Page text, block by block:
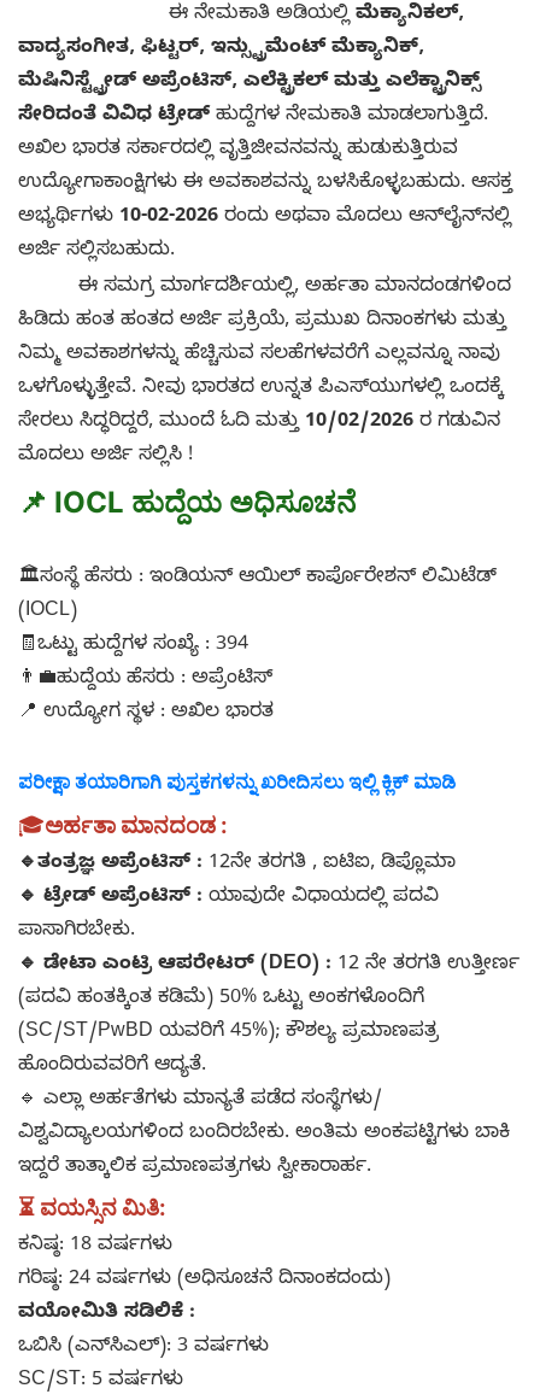
ಈ ನೇಮಕಾತಿ ಅಡಿಯಲ್ಲಿಮೆಕ್ಯಾನಿಕಲ್,
ವಾದ್ಯಸಂಗೀತ, ಫಿಟ್ಟರ್, ಇನ್ಸ್ಟ್ರುಮೆಂಟ್ ಮೆಕ್ಯಾನಿಕ್,
ಮೆಷಿನಿಸ್ಟ್ಟ್ರೇಡ್ ಅಪ್ರೆಂಟಿಸ್, ಎಲೆಕ್ಟ್ರಿಕಲ್ ಮತ್ತು ಎಲೆಕ್ಟ್ರಾನಿಕ್ಸ್
ಸೇರಿದಂತೆ ವಿವಿಧ ಟ್ರೇಡ್ ಹುದ್ದೆಗಳ ನೇಮಕಾತಿ ಮಾಡಲಾಗುತ್ತಿದೆ.
ಅಖಿಲ ಭಾರತ ಸರ್ಕಾರದಲ್ಲಿ ವೃತ್ತಿಜೀವನವನ್ನು ಹುಡುಕುತ್ತಿರುವ
ಉದ್ಯೋಗಾಕಾಂಕ್ಷಿಗಳು ಈ ಅವಕಾಶವನ್ನು ಬಳಸಿಕೊಳ್ಳಬಹುದು. ಆಸಕ್ತ
ಅಭ್ಯರ್ಥಿಗಳು 10-02-2026 ರಂದು ಅಥವಾ ಮೊದಲು ಆನ್‌ಲೈನ್‌ನಲ್ಲಿ
ಅರ್ಜಿ ಸಲ್ಲಿಸಬಹುದು.
ಈ ಸಮಗ್ರ ಮಾರ್ಗದರ್ಶಿಯಲ್ಲಿ, ಅರ್ಹತಾ ಮಾನದಂಡಗಳಿಂದ
ಹಿಡಿದು ಹಂತ ಹಂತದ ಅರ್ಜಿ ಪ್ರಕ್ರಿಯೆ, ಪ್ರಮುಖ ದಿನಾಂಕಗಳು ಮತ್ತು
ನಿಮ್ಮ ಅವಕಾಶಗಳನ್ನು ಹೆಚ್ಚಿಸುವ ಸಲಹೆಗಳವರೆಗೆ ಎಲ್ಲವನ್ನೂ ನಾವು
ಒಳಗೊಳ್ಳುತ್ತೇವೆ. ನೀವು ಭಾರತದ ಉನ್ನತ ಪಿಎಸ್‌ಯುಗಳಲ್ಲಿ ಒಂದಕ್ಕೆ
ಸೇರಲು ಸಿದ್ಧರಿದ್ದರೆ, ಮುಂದೆ ಓದಿ ಮತ್ತು 10/02/2026 ರ ಗಡುವಿನ
ಮೊದಲು ಅರ್ಜಿ ಸಲ್ಲಿಸಿ !
📌 IOCL ಹುದ್ದೆಯ ಅಧಿಸೂಚನೆ
🏛️ಸಂಸ್ಥೆ ಹೆಸರು : ಇಂಡಿಯನ್ ಆಯಿಲ್ ಕಾರ್ಪೊರೇಶನ್ ಲಿಮಿಟೆಡ್
(IOCL)
🧾ಒಟ್ಟು ಹುದ್ದೆಗಳ ಸಂಖ್ಯೆ : 394
👨‍💼ಹುದ್ದೆಯ ಹೆಸರು : ಅಪ್ರೆಂಟಿಸ್
📍 ಉದ್ಯೋಗ ಸ್ಥಳ : ಅಖಿಲ ಭಾರತ
ಪರೀಕ್ಷಾ ತಯಾರಿಗಾಗಿ ಪುಸ್ತಕಗಳನ್ನು ಖರೀದಿಸಲು ಇಲ್ಲಿ ಕ್ಲಿಕ್ ಮಾಡಿ
🎓ಅರ್ಹತಾ ಮಾನದಂಡ :
🔹ತಂತ್ರಜ್ಞ ಅಪ್ರೆಂಟಿಸ್ : 12ನೇ ತರಗತಿ , ಐಟಿಐ, ಡಿಪ್ಲೊಮಾ
🔹 ಟ್ರೇಡ್ ಅಪ್ರೆಂಟಿಸ್ : ಯಾವುದೇ ವಿಧಾಯದಲ್ಲಿ ಪದವಿ
ಪಾಸಾಗಿರಬೇಕು.
🔹 ಡೇಟಾ ಎಂಟ್ರಿ ಆಪರೇಟರ್ (DEO) : 12 ನೇ ತರಗತಿ ಉತ್ತೀರ್ಣ
(ಪದವಿ ಹಂತಕ್ಕಿಂತ ಕಡಿಮೆ) 50% ಒಟ್ಟು ಅಂಕಗಳೊಂದಿಗೆ
(SC/ST/PwBD ಯವರಿಗೆ 45%); ಕೌಶಲ್ಯ ಪ್ರಮಾಣಪತ್ರ
ಹೊಂದಿರುವವರಿಗೆ ಆದ್ಯತೆ.
🔹 ಎಲ್ಲಾ ಅರ್ಹತೆಗಳು ಮಾನ್ಯತೆ ಪಡೆದ ಸಂಸ್ಥೆಗಳು/
ವಿಶ್ವವಿದ್ಯಾಲಯಗಳಿಂದ ಬಂದಿರಬೇಕು. ಅಂತಿಮ ಅಂಕಪಟ್ಟಿಗಳು ಬಾಕಿ
ಇದ್ದರೆ ತಾತ್ಕಾಲಿಕ ಪ್ರಮಾಣಪತ್ರಗಳು ಸ್ವೀಕಾರಾರ್ಹ.
⏳ ವಯಸ್ಸಿನ ಮಿತಿ:
ಕನಿಷ್ಠ: 18 ವರ್ಷಗಳು
ಗರಿಷ್ಠ: 24 ವರ್ಷಗಳು (ಅಧಿಸೂಚನೆ ದಿನಾಂಕದಂದು)
ವಯೋಮಿತಿ ಸಡಿಲಿಕೆ :
ಒಬಿಸಿ (ಎನ್‌ಸಿಎಲ್): 3 ವರ್ಷಗಳು
SC/ST: 5 ವರ್ಷಗಳು